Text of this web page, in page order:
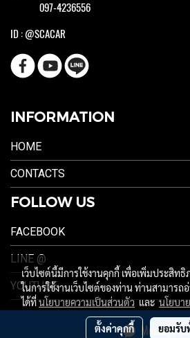
Message Us
097-4236556
ID : @SCACAR
INFORMATION
HOME
CONTACTS
FOLLOW US
FACEBOOK
LINE @
YOUTUBE
เว็บไซต์นี้มีการใช้งานคุกกี้ เพื่อเพิ่มประสิท
ในการใช้งานเว็บไซต์ของท่าน ท่านสามารถ
ได้ที่นโยบายความเป็นส่วนตัวและนโยบา
ตั้งค่าคุกกี้ ยอมรับ